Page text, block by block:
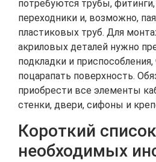
потребуются трубы,
переходники и, возможно,
пластиковых труб. Для
акриловых деталей нужно
подкладки и
поцарапать поверхность.
приобрести все элементы
стенки, двери, сифоны и
Короткий список
необходимых